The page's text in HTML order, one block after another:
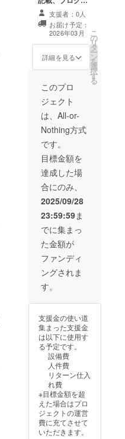
可 ・支援時、必
ず備考欄に希望
されるお名前を
ご記入くださ
い。
覧権、お礼メッ
セージ ［お名前
掲載］ クリエイ
ターズルーム
（HP、WEBサ
イト、公式SNS
前（ニックネー
ム）を掲載しま
す。 ・掲載期
間：2026年3
月〜2027年1月
まで(予定） ・掲
載方法：文字の
み、ロゴ／バ
ナーの掲載は不
可 ・支援時、必
ず備考欄に希望
されるお名前を
ご記入くださ
グ閲覧権］ プロ
ジェクト始動〜
現在に至るまで
の間 ・ブログの
閲覧可能期間：
2026年2月〜ブ
ログがある限り
・ブログの提供
方法：限定公開
URL ［お礼の
メッセージ］ 感
謝の気持ちを込
めて、お礼の
メッセージをお
送りします。
支援者：0人
お届け予定：
2026年03月
詳細を見る
こ
の
リ
タ
ー
ン
を
選
択
す
る
このプロ
ジェクト
は、All-or-
Nothing方式
です。
目標金額を
達成した場
合にのみ、
2025/09/28
23:59:59ま
でに集まっ
た金額が
ファンディ
ングされま
す。
支援金の使い道
集まった支援金
は以下に使用す
る予定です。
設備費
人件費
リターン仕入
れ費
※目標金額を超
えた場合はプロ
ジェクトの運営
費に充てさせて
いただきます。